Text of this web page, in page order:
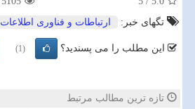
تگهای خبر:
ارتباطات و فناوری اطلاعات
این مطلب را می پسندید؟ (1)
تازه ترین مطالب مرتبط